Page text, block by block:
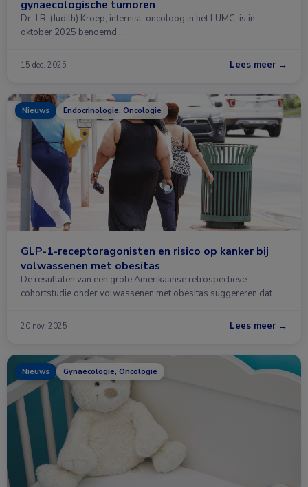
gynaecologische tumoren
Dr. J.R. (Judith) Kroep, internist-oncoloog in het LUMC, is in
oktober 2025 benoemd …
15 dec. 2025 Lees meer →
Nieuws Endocrinologie, Oncologie
GLP-1-receptoragonisten en risico op kanker bij
volwassenen met obesitas
De resultaten van een grote Amerikaanse retrospectieve
cohortstudie onder volwassenen met obesitas suggereren dat …
20 nov. 2025 Lees meer →
Nieuws Gynaecologie, Oncologie